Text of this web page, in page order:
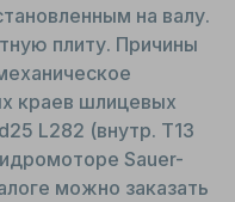
на валу.
плиту. Причины
краев шлицевых
L282 (внутр. T13
Sauer-
можно заказать